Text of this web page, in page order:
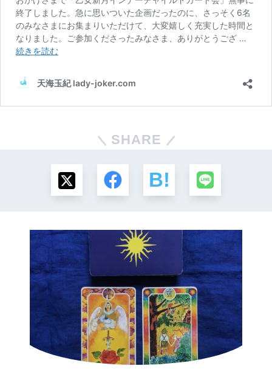
SHARE